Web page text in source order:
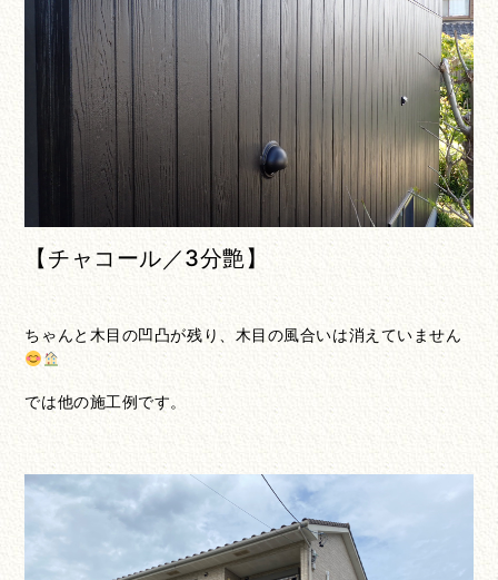
【チャコール／3分艶】
ちゃんと木目の凹凸が残り、木目の風合いは消えていません
では他の施工例です。